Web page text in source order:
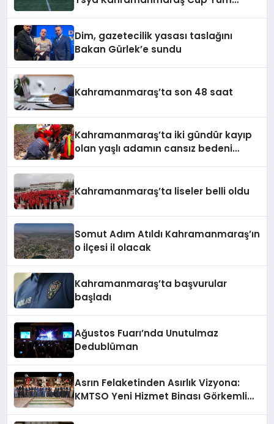
Dim, gazetecilik yasası taslağını
Bakan Gürlek’e sundu
Kahramanmaraş’ta son 48 saat
Kahramanmaraş’ta iki gündür kayıp
olan yaşlı adamın cansız bedeni
Kahramanmaraş’ta liseler belli oldu
Somut Adım Atıldı Kahramanmaraş’ın
o ilçesi il olacak
Kahramanmaraş’ta başvurular
başladı
Ağustos Fuarı’nda Unutulmaz
Dedublüman
Asrın Felaketinden Asırlık Vizyona:
KMTSO Yeni Hizmet Binası Görkemli